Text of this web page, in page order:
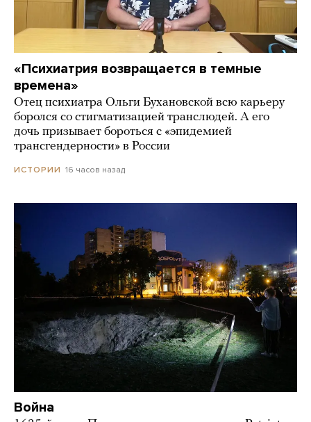
«Психиатрия возвращается в темные
времена»
Отец психиатра Ольги Бухановской всю карьеру
боролся со стигматизацией транслюдей. А его
дочь призывает бороться с «эпидемией
трансгендерности» в России
ИСТОРИИ 16 часов назад
Война